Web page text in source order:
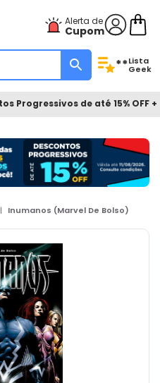
Alerta de
Cupom
**Lista
Geek
Progressivos de até 15% OFF
| Inumanos (Marvel De Bolso)